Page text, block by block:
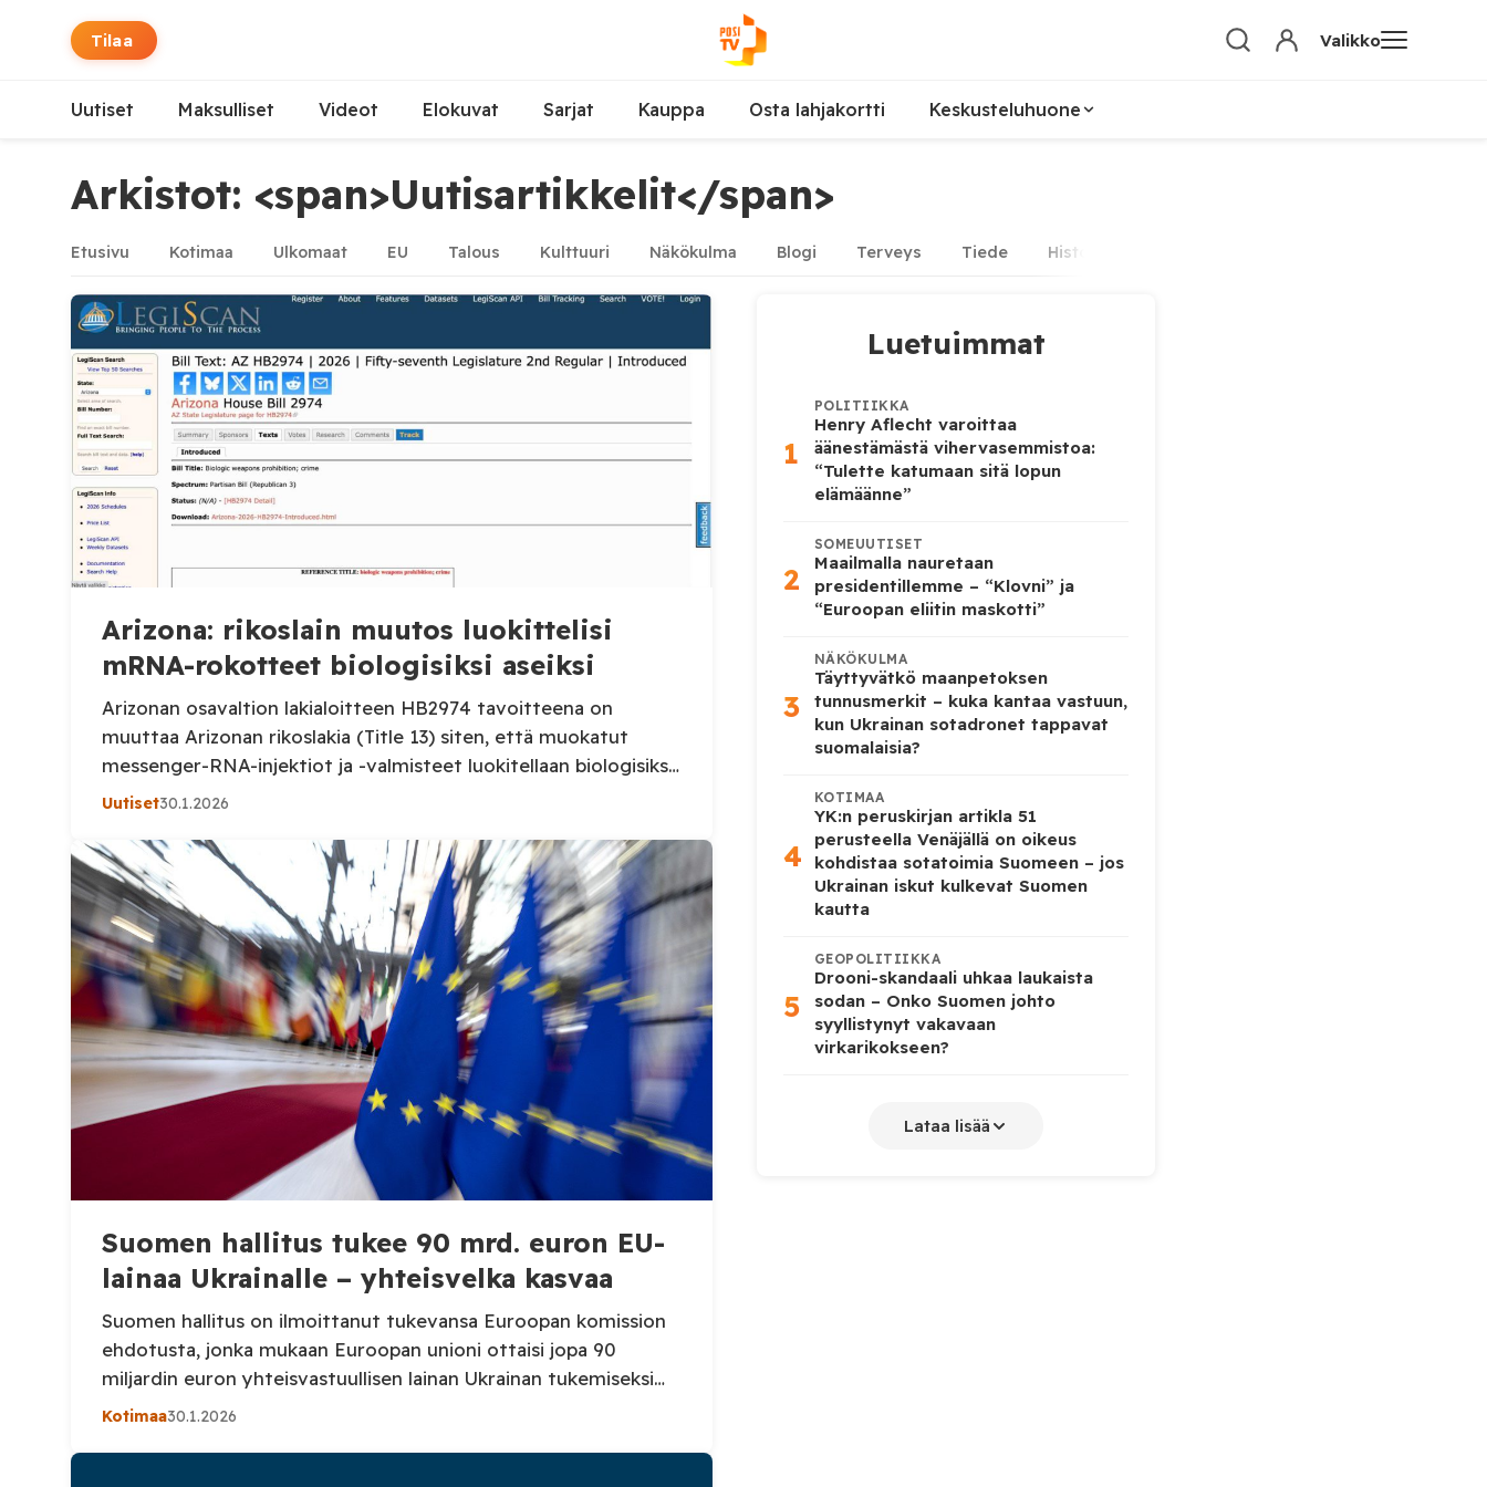
Tilaa Valikko
Uutiset Maksulliset Videot Elokuvat Sarjat Kauppa Osta lahjakortti Keskusteluhuone
Arkistot: <span>Uutisartikkelit</span>
Etusivu Kotimaa Ulkomaat EU Talous Kulttuuri Näkökulma Blogi Terveys Tiede Historia
Arizona: rikoslain muutos luokittelisi
mRNA-rokotteet biologisiksi aseiksi
Arizonan osavaltion lakialoitteen HB2974 tavoitteena on
muuttaa Arizonan rikoslakia (Title 13) siten, että muokatut
messenger-RNA-injektiot ja -valmisteet luokitellaan biologisiksi
aineiksi ja joukkotuhoaseiksi ja kriminalisoida mRNA-injektiot.
hallussapidon, käytön ja jakelun Arizonan osavaltiossa sekä
liittämään niihin terrorismia koskevat rikosoikeudelliset
seuraamukset. Lakialoite HB 2974 on esitelty vuoden 2026
istuntokaudella, tammikuussa. Muutokset rikoslain määritelmiin
(ARS […]
Uutiset30.1.2026
Suomen hallitus tukee 90 mrd. euron EU-
lainaa Ukrainalle – yhteisvelka kasvaa
Suomen hallitus on ilmoittanut tukevansa Euroopan komission
ehdotusta, jonka mukaan Euroopan unioni ottaisi jopa 90
miljardin euron yhteisvastuullisen lainan Ukrainan tukemiseksi
vuosina 2026–2027. Rahoitus järjestettäisiin EU:n nimissä
Kotimaa30.1.2026
Luetuimmat
1
POLITIIKKA
Henry Aflecht varoittaa
äänestämästä vihervasemmistoa:
“Tulette katumaan sitä lopun
elämäänne”
2
SOMEUUTISET
Maailmalla nauretaan
presidentillemme – “Klovni” ja
“Euroopan eliitin maskotti”
3
NÄKÖKULMA
Täyttyvätkö maanpetoksen
tunnusmerkit – kuka kantaa vastuun,
kun Ukrainan sotadronet tappavat
suomalaisia?
4
KOTIMAA
YK:n peruskirjan artikla 51
perusteella Venäjällä on oikeus
kohdistaa sotatoimia Suomeen – jos
Ukrainan iskut kulkevat Suomen
kautta
5
GEOPOLITIIKKA
Drooni-skandaali uhkaa laukaista
sodan – Onko Suomen johto
syyllistynyt vakavaan
virkarikokseen?
Lataa lisää